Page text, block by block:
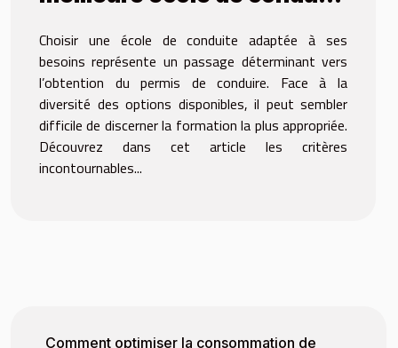
Choisir une école de conduite adaptée à ses
besoins représente un passage déterminant vers
l’obtention du permis de conduire. Face à la
diversité des options disponibles, il peut sembler
difficile de discerner la formation la plus appropriée.
Découvrez dans cet article les critères
incontournables...
Comment optimiser la consommation de